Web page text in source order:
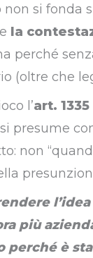
si fonda
la
perché
(oltre che
l’art.
presume
non
più
perché è